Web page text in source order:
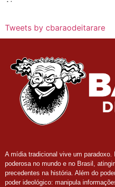
Tweets by cbaraodeitarare
A mídia tradicional vive um
poderosa no mundo e no Brasil,
precedentes na história. Além do
poder ideológico: manipula